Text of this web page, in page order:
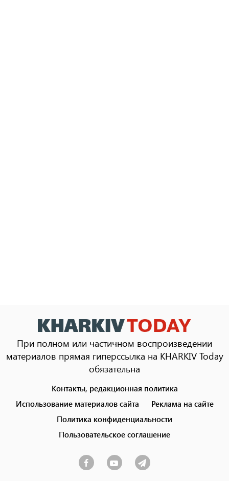
При полном или частичном воспроизведении
материалов прямая гиперссылка на KHARKIV Today
обязательна
menu
Контакты, редакционная политика
Использование материалов сайта
Реклама на сайте
Политика конфиденциальности
Пользовательское соглашение